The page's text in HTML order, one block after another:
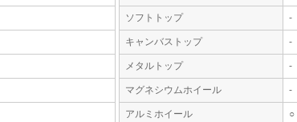
ソフトトップ -
キャンバストップ -
メタルトップ -
マグネシウムホイール -
アルミホイール ○